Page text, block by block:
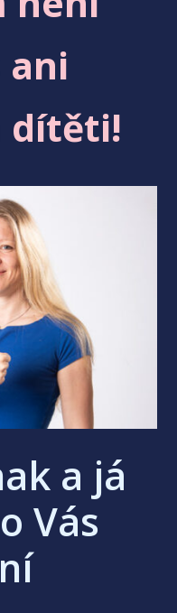
ani
dítěti!
a já
Vás